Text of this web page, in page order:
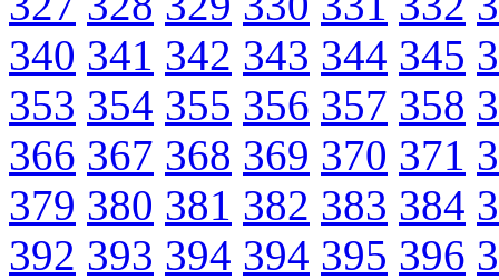
340 341 342 343 344 345
353 354 355 356 357 358
366 367 368 369 370 371
379 380 381 382 383 384
392 393 394 394 395 396